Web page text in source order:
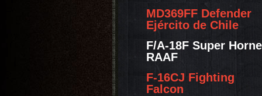
MD369FF Defender
Ejército de Chile
F/A-18F Super
RAAF
F-16CJ Fighting
Falcon